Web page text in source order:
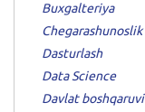
Buxgalteriya
Chegarashunoslik
Dasturlash
Data Science
Davlat boshqaruvi